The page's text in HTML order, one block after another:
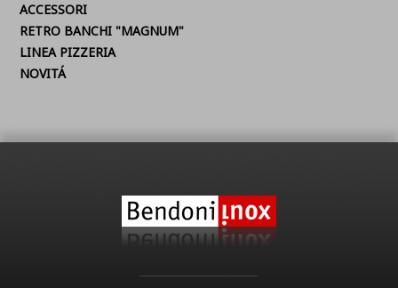
ACCESSORI
RETRO BANCHI "MAGNUM"
LINEA PIZZERIA
NOVITÁ